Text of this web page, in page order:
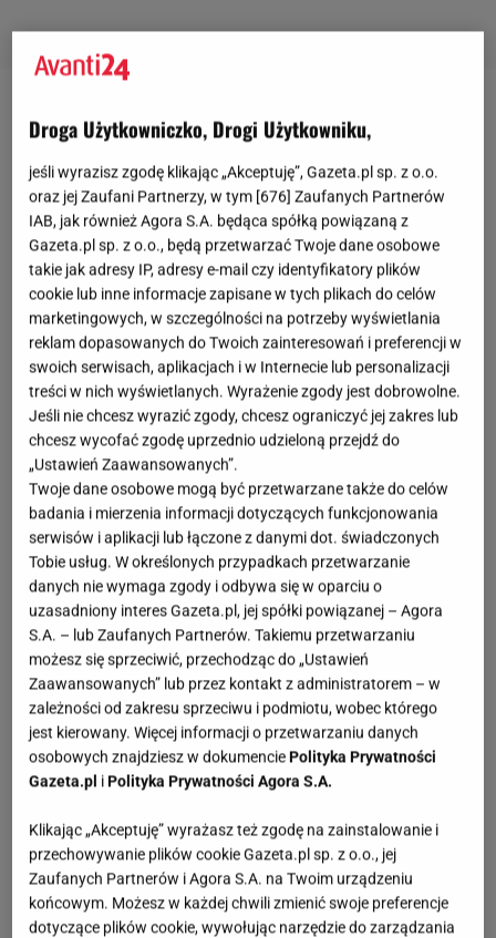
Droga Użytkowniczko, Drogi Użytkowniku,
jeśli wyrazisz zgodę klikając „Akceptuję”, Gazeta.pl sp. z o.o.
oraz jej Zaufani Partnerzy, w tym [676] Zaufanych Partnerów
IAB, jak również Agora S.A. będąca spółką powiązaną z
Gazeta.pl sp. z o.o., będą przetwarzać Twoje dane osobowe
takie jak adresy IP, adresy e-mail czy identyfikatory plików
cookie lub inne informacje zapisane w tych plikach do celów
marketingowych, w szczególności na potrzeby wyświetlania
reklam dopasowanych do Twoich zainteresowań i preferencji w
swoich serwisach, aplikacjach i w Internecie lub personalizacji
treści w nich wyświetlanych. Wyrażenie zgody jest dobrowolne.
Jeśli nie chcesz wyrazić zgody, chcesz ograniczyć jej zakres lub
chcesz wycofać zgodę uprzednio udzieloną przejdź do
„Ustawień Zaawansowanych”.
Twoje dane osobowe mogą być przetwarzane także do celów
badania i mierzenia informacji dotyczących funkcjonowania
serwisów i aplikacji lub łączone z danymi dot. świadczonych
Tobie usług. W określonych przypadkach przetwarzanie
danych nie wymaga zgody i odbywa się w oparciu o
uzasadniony interes Gazeta.pl, jej spółki powiązanej – Agora
S.A. – lub Zaufanych Partnerów. Takiemu przetwarzaniu
możesz się sprzeciwić, przechodząc do „Ustawień
Zaawansowanych” lub przez kontakt z administratorem – w
zależności od zakresu sprzeciwu i podmiotu, wobec którego
jest kierowany. Więcej informacji o przetwarzaniu danych
osobowych znajdziesz w dokumenciePolityka Prywatności
Gazeta.pl iPolityka Prywatności Agora S.A.
Klikając „Akceptuję” wyrażasz też zgodę na zainstalowanie i
przechowywanie plików cookie Gazeta.pl sp. z o.o., jej
Zaufanych Partnerów i Agora S.A. na Twoim urządzeniu
końcowym. Możesz w każdej chwili zmienić swoje preferencje
dotyczące plików cookie, wywołując narzędzie do zarządzania